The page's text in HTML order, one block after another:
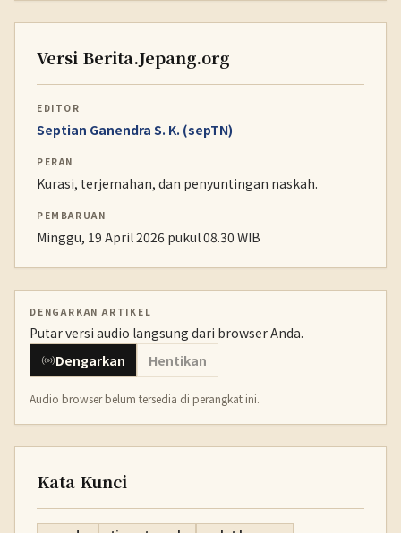
Versi Berita.Jepang.org
EDITOR
Septian Ganendra S. K. (sepTN)
PERAN
Kurasi, terjemahan, dan penyuntingan naskah.
PEMBARUAN
Minggu, 19 April 2026 pukul 08.30 WIB
DENGARKAN ARTIKEL
Putar versi audio langsung dari browser Anda.
Dengarkan
Hentikan
Audio browser belum tersedia di perangkat ini.
Kata Kunci